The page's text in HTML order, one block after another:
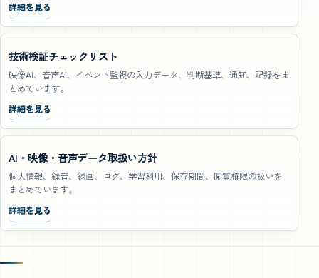
詳細を見る
技術検証チェックリスト
映像AI、音声AI、イベント監視の入力データ、判断基準、通知、記録をま
とめています。
詳細を見る
AI・映像・音声データ取扱い方針
個人情報、録音、録画、ログ、学習利用、保存期間、閲覧権限の扱いを
まとめています。
詳細を見る